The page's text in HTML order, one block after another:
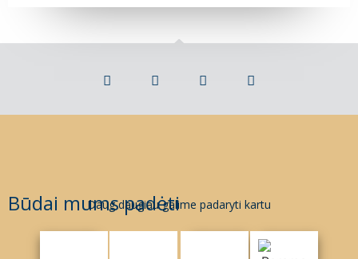
Būdai mums padėti
Daug daugiau galime padaryti kartu